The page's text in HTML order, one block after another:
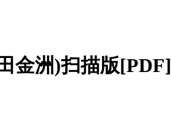
金洲)扫描版[PDF]